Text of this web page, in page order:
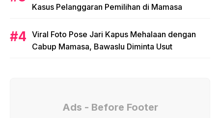
Kasus Pelanggaran Pemilihan di Mamasa
Viral Foto Pose Jari Kapus Mehalaan dengan
Cabup Mamasa, Bawaslu Diminta Usut
Ads - Before Footer